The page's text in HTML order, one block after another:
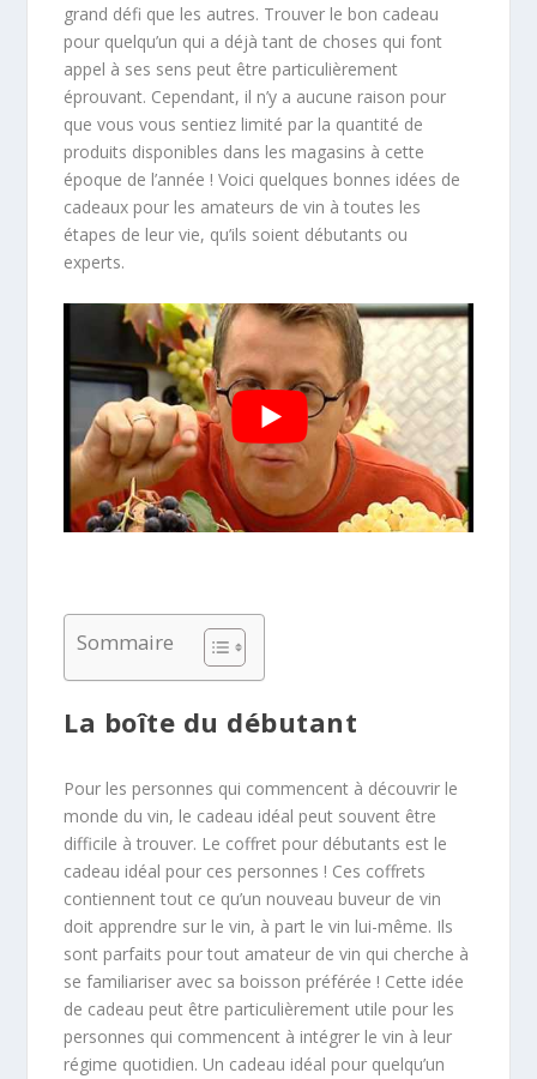
grand défi que les autres. Trouver le bon cadeau
pour quelqu’un qui a déjà tant de choses qui font
appel à ses sens peut être particulièrement
éprouvant. Cependant, il n’y a aucune raison pour
que vous vous sentiez limité par la quantité de
produits disponibles dans les magasins à cette
époque de l’année ! Voici quelques bonnes idées de
cadeaux pour les amateurs de vin à toutes les
étapes de leur vie, qu’ils soient débutants ou
experts.
Sommaire
La boîte du débutant
Pour les personnes qui commencent à découvrir le
monde du vin, le cadeau idéal peut souvent être
difficile à trouver. Le coffret pour débutants est le
cadeau idéal pour ces personnes ! Ces coffrets
contiennent tout ce qu’un nouveau buveur de vin
doit apprendre sur le vin, à part le vin lui-même. Ils
sont parfaits pour tout amateur de vin qui cherche à
se familiariser avec sa boisson préférée ! Cette idée
de cadeau peut être particulièrement utile pour les
personnes qui commencent à intégrer le vin à leur
régime quotidien. Un cadeau idéal pour quelqu’un